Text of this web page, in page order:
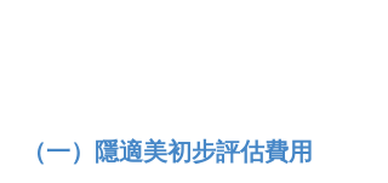
（一）隱適美初步評估費用